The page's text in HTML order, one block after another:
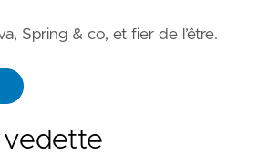
Spring & co, et fier de l’être.
vedette